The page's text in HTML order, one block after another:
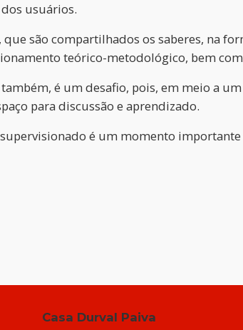
usuários.
que são compartilhados os saberes, na
teórico-metodológico, bem
também, é um desafio, pois, em meio a
para discussão e aprendizado.
é um momento
Casa Durval Paiva